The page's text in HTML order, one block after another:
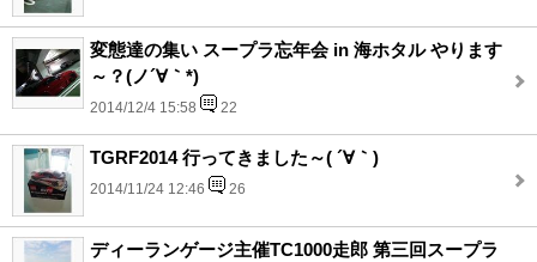
変態達の集い スープラ忘年会 in 海ホタル やります
～？(ノ´∀｀*)
2014/12/4 15:58 22
TGRF2014 行ってきました～( ´∀｀)
2014/11/24 12:46 26
ディーランゲージ主催TC1000走郎 第三回スープラ